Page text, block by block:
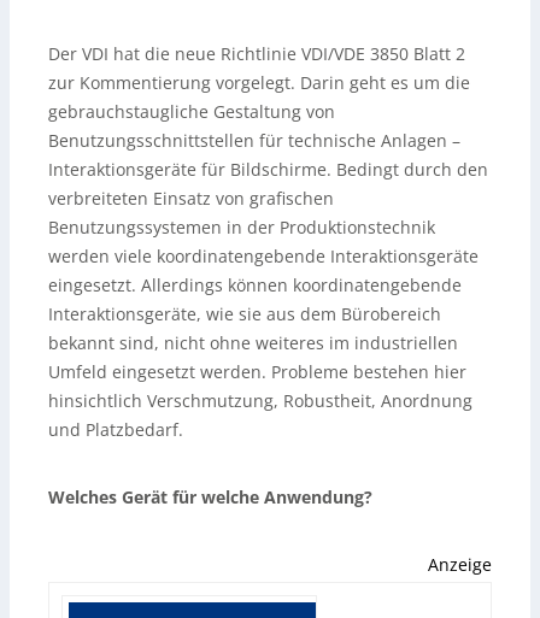
Der VDI hat die neue Richtlinie VDI/VDE 3850 Blatt 2
zur Kommentierung vorgelegt. Darin geht es um die
gebrauchstaugliche Gestaltung von
Benutzungsschnittstellen für technische Anlagen –
Interaktionsgeräte für Bildschirme. Bedingt durch den
verbreiteten Einsatz von grafischen
Benutzungssystemen in der Produktionstechnik
werden viele koordinatengebende Interaktionsgeräte
eingesetzt. Allerdings können koordinatengebende
Interaktionsgeräte, wie sie aus dem Bürobereich
bekannt sind, nicht ohne weiteres im industriellen
Umfeld eingesetzt werden. Probleme bestehen hier
hinsichtlich Verschmutzung, Robustheit, Anordnung
und Platzbedarf.
Welches Gerät für welche Anwendung?
Anzeige